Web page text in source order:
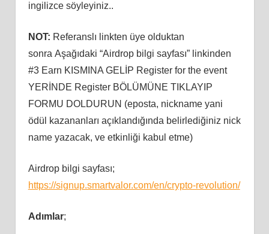
ingilizce söyleyiniz..
NOT: Referanslı linkten üye olduktan
sonra Aşağıdaki “Airdrop bilgi sayfası” linkinden
#3 Earn KISMINA GELİP Register for the event
YERİNDE Register BÖLÜMÜNE TIKLAYIP
FORMU DOLDURUN (eposta, nickname yani
ödül kazananları açıklandığında belirlediğiniz nick
name yazacak, ve etkinliği kabul etme)
Airdrop bilgi sayfası;
https://signup.smartvalor.com/en/crypto-revolution/
Adımlar;